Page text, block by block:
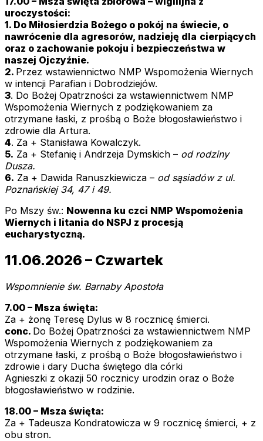
uroczystości:
1. Do Miłosierdzia Bożego o pokój na świecie, o
nawrócenie dla agresorów, nadzieję dla cierpiących
oraz o zachowanie pokoju i bezpieczeństwa w
naszej Ojczyźnie.
2. Przez wstawiennictwo NMP Wspomożenia Wiernych
w intencji Parafian i Dobrodziejów.
3. Do Bożej Opatrzności za wstawiennictwem NMP
Wspomożenia Wiernych z podziękowaniem za
otrzymane łaski, z prośbą o Boże błogosławieństwo i
zdrowie dla Artura.
4. Za + Stanisława Kowalczyk.
5. Za + Stefanię i Andrzeja Dymskich – od rodziny
Dusza.
6. Za + Dawida Ranuszkiewicza – od sąsiadów z ul.
Poznańskiej 34, 47 i 49.
Po Mszy św.: Nowenna ku czci NMP Wspomożenia
Wiernych i litania do NSPJ z procesją
eucharystyczną.
11.06.2026 – Czwartek
Wspomnienie św. Barnaby Apostoła
7.00 – Msza święta:
Za + żonę Teresę Dylus w 8 rocznicę śmierci.
conc. Do Bożej Opatrzności za wstawiennictwem NMP
Wspomożenia Wiernych z podziękowaniem za
otrzymane łaski, z prośbą o Boże błogosławieństwo i
zdrowie i dary Ducha świętego dla córki
Agnieszki z okazji 50 rocznicy urodzin oraz o Boże
błogosławieństwo w rodzinie.
18.00 – Msza święta:
Za + Tadeusza Kondratowicza w 9 rocznicę śmierci, + z
obu stron.